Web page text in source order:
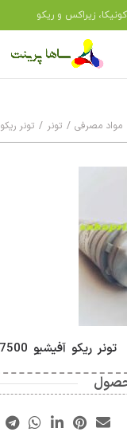
زیراکس و ریکو
مواد مصرفی تونر تونر ریکو
تصویر
تونر ریکو آفیشیو 7500